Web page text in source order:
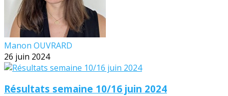
Manon OUVRARD
26 juin 2024
Résultats semaine 10/16 juin 2024